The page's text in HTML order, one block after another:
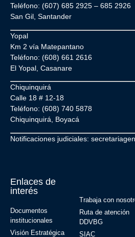
Teléfono: (607) 685 2925 – 685 2926
San Gil, Santander
Yopal
Km 2 vía Matepantano
Teléfono: (608) 661 2616
El Yopal, Casanare
Chiquinquirá
Calle 18 # 12-18
Teléfono: (608) 740 5878
Chiquinquirá, Boyacá
Notificaciones judiciales:
Enlaces de
interés
Documentos
institucionales
Visión Estratégica
Trabaja con
Ruta de atención
DDVBG
SIAC